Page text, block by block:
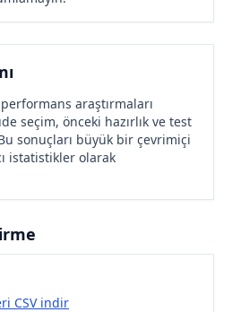
araştırmaları
seçim, önceki hazırlık ve test
sonuçları büyük bir çevrimiçi
istatistikler olarak
CSV indir